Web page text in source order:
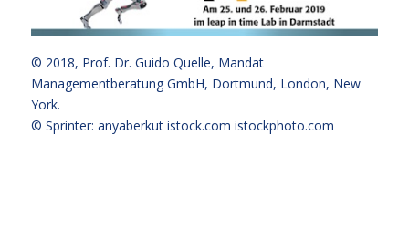
© 2018, Prof. Dr. Guido Quelle, Mandat
Managementberatung GmbH, Dortmund, London, New
York.
© Sprinter: anyaberkut istock.com istockphoto.com